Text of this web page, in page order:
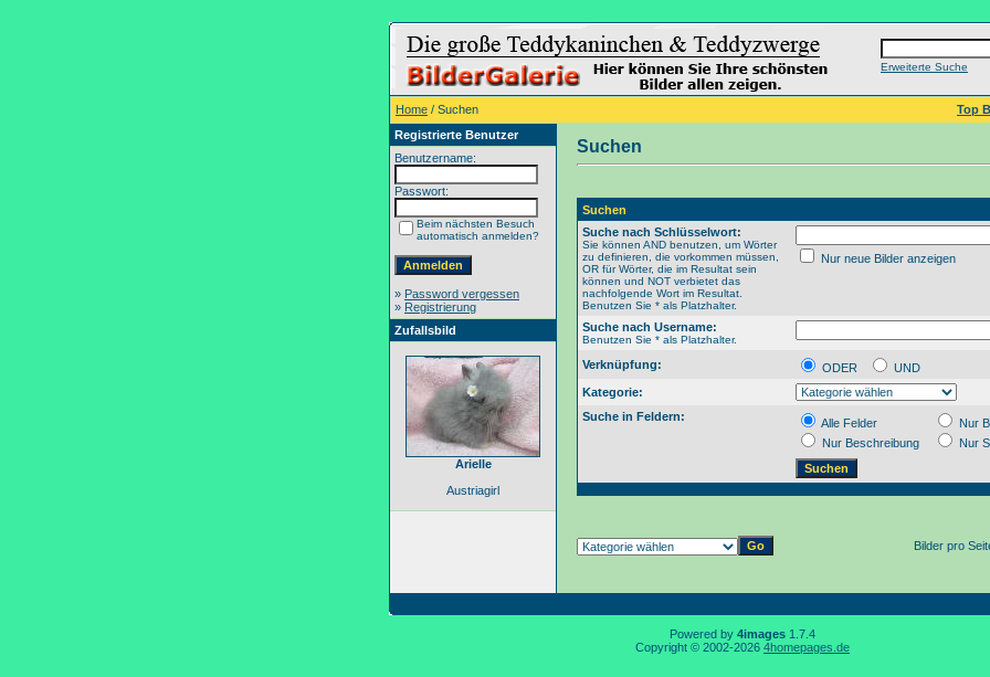
Erweiterte Suche
Home / Suchen
Top
Registrierte Benutzer
Benutzername:
Passwort:
Beim nächsten Besuch
automatisch anmelden?
» Password vergessen
» Registrierung
Zufallsbild
Arielle
Austriagirl
Suchen
Suchen
Suche nach Schlüsselwort:
Sie können AND benutzen, um Wörter
zu definieren, die vorkommen müssen,
OR für Wörter, die im Resultat sein
können und NOT verbietet das
nachfolgende Wort im Resultat.
Benutzen Sie * als Platzhalter.
Nur neue Bilder anzeigen
Suche nach Username:
Benutzen Sie * als Platzhalter.
Verknüpfung: ODER
UND
Kategorie:
Suche in Feldern:
Alle Felder
Nur
Nur Beschreibung
Nur
Bilder pro
Powered by 4images 1.7.4
Copyright © 2002-2026 4homepages.de